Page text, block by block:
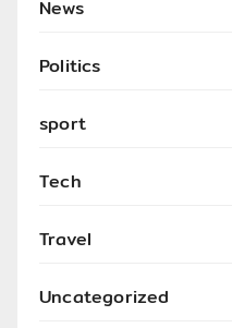
News
Politics
sport
Tech
Travel
Uncategorized